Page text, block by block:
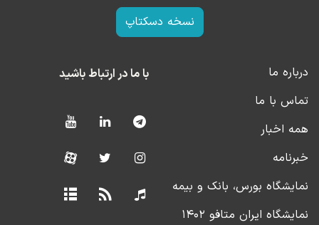
نسخه دسکتاپ
درباره ما
تماس با ما
همه اخبار
خبرنامه
نمایشگاه بورس، بانک و بیمه
نمایشگاه ایران متافو ۱۴۰۲
با ما در ارتباط باشید